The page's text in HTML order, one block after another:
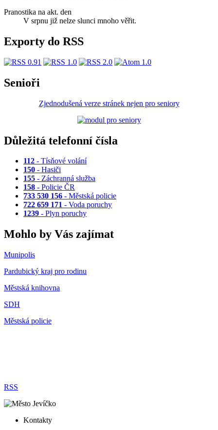
Pranostika na akt. den
V srpnu již nelze slunci mnoho věřit.
Exporty do RSS
Senioři
Zjednodušená verze stránek nejen pro seniory
Důležitá telefonní čísla
112 - Tísňové volání
150 - Hasiči
155 - Záchranná služba
158 - Policie ČR
733 530 156 - Městská policie
722 659 171 - Voda poruchy
1239 - Plyn poruchy
Mohlo by Vás zajímat
Munipolis
Pardubický kraj pro rodinu
Městská knihovna
SDH
Městská policie
RSS
Kontakty